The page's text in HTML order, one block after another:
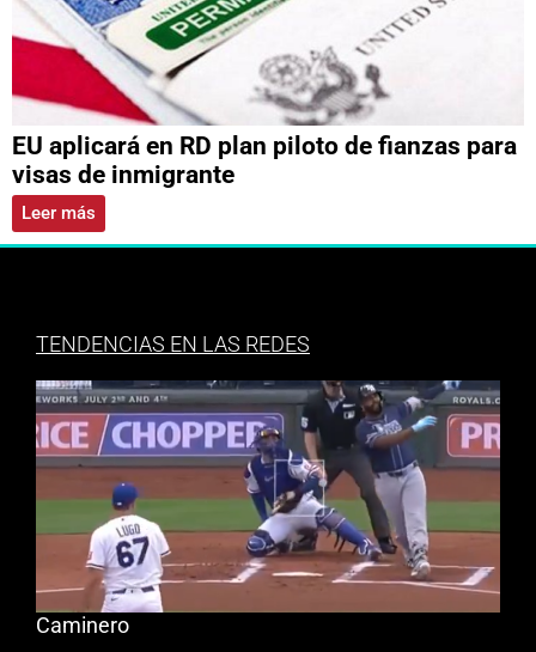
EU aplicará en RD plan piloto de fianzas para
visas de inmigrante
Leer más
TENDENCIAS EN LAS REDES
Caminero